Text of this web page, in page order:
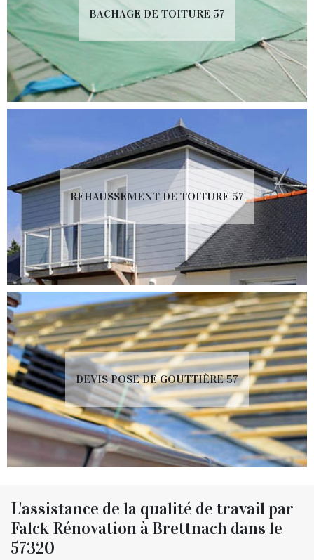
BACHAGE DE TOITURE 57
REHAUSSEMENT DE TOITURE 57
DEVIS POSE DE GOUTTIÈRE 57
L'assistance de la qualité de travail par
Falck Rénovation à Brettnach dans le
57320